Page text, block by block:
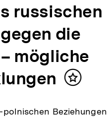
russischen
die
mögliche
Inhalt
polnischen Beziehungen